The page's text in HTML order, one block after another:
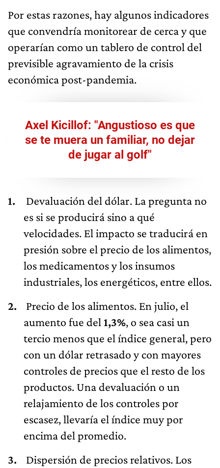
Por estas razones, hay algunos indicadores
que convendría monitorear de cerca y que
operarían como un tablero de control del
previsible agravamiento de la crisis
económica post-pandemia.
Axel Kicillof: "Angustioso es que
se te muera un familiar, no dejar
de jugar al golf"
Devaluación del dólar. La pregunta no
es si se producirá sino a qué
velocidades. El impacto se traducirá en
presión sobre el precio de los alimentos,
los medicamentos y los insumos
industriales, los energéticos, entre ellos.
Precio de los alimentos. En julio, el
aumento fue del 1,3%, o sea casi un
tercio menos que el índice general, pero
con un dólar retrasado y con mayores
controles de precios que el resto de los
productos. Una devaluación o un
relajamiento de los controles por
escasez, llevaría el índice muy por
encima del promedio.
Dispersión de precios relativos. Los